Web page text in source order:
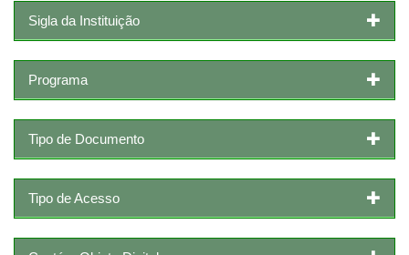
Sigla da Instituição
Programa
Tipo de Documento
Tipo de Acesso